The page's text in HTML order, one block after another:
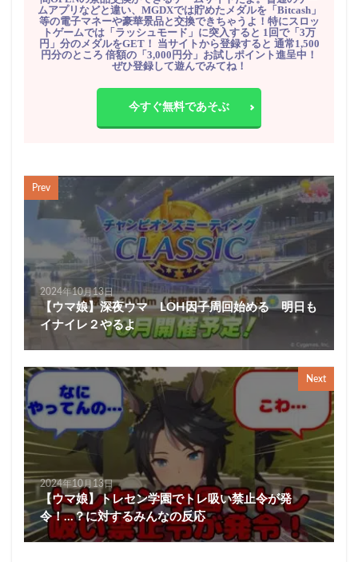
ムアプリなどと違い、MGDXでは貯めたメダルを「Bitcash」
等の電子マネーや豪華景品と交換できちゃうよ！特にスロッ
トゲームでは「ラッシュモード」に突入すると 1回で「3万
円」分のメダルをGET！ 当サイトから登録すると 通常1,500
円分のところ 倍額の「3,000円分」お試しポイント進呈中！
ぜひ登録して遊んでみてね！
今すぐ無料であそぶ
Prev
2024年10月13日
【ウマ娘】深夜ウマ LOH因子周回始める 明日も
イナイレ２やるよ
Next
2024年10月13日
【ウマ娘】トレセン学園でトレ吸い禁止令が発
令！…？に対するみんなの反応